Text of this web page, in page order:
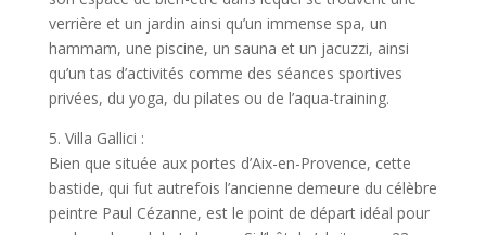
verrière et un jardin ainsi qu’un immense spa, un
hammam, une piscine, un sauna et un jacuzzi, ainsi
qu’un tas d’activités comme des séances sportives
privées, du yoga, du pilates ou de l’aqua-training.
5. Villa Gallici :
Bien que située aux portes d’Aix-en-Provence, cette
bastide, qui fut autrefois l’ancienne demeure du célèbre
peintre Paul Cézanne, est le point de départ idéal pour